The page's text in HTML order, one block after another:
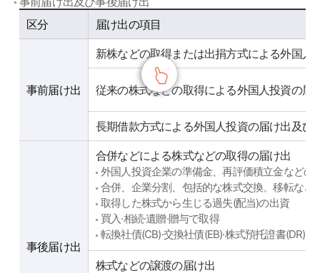
사전신고 및 사후신고
区分
届け出の項目
事前届け出
新株などの取得または出捐方式による外国
従来の株式などの取得による外国人投資の届
長期借款方式による外国人投資の届け出及び
事後届け出
合併などによる株式などの取得の届け出
外国人投資企業の準備金、再評価積立金などの
合併、企業分割、包括的な株式交換、移転など
取得した株式から生じる過失(配当)の出資
買入·相続·遺贈·贈与で取得
転換社債(CB)·交換社債(EB)·株式預托證書(DR)
株式などの譲渡の届け出